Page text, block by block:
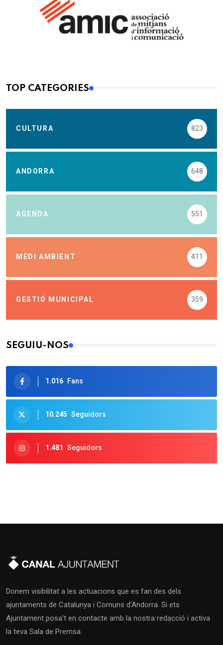
TOP CATEGORIES
CULTURA 823
ANDORRA 648
AGENDA 551
MEDI AMBIENT 411
GESTIÓ MUNICIPAL 359
SEGUIU-NOS
1.016 Fans
10.245 Seguidors
1.481 Seguidors
Donem visibilitat a les actuacions que es fan des dels
ajuntaments de Catalunya i Comuns d'Andorra. Si ets
Ajuntament posa't en contacte amb la nostra redacció i activa
la teva Sala de Premsa.